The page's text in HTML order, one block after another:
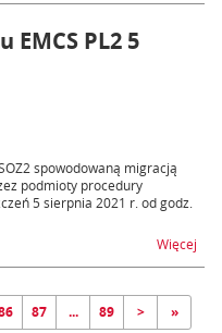
PL2 5
spowodowaną migracją
podmioty procedury
5 sierpnia 2021 r. od godz.
Więcej
87 ... 89 > »